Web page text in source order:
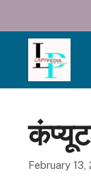
content
February 13,